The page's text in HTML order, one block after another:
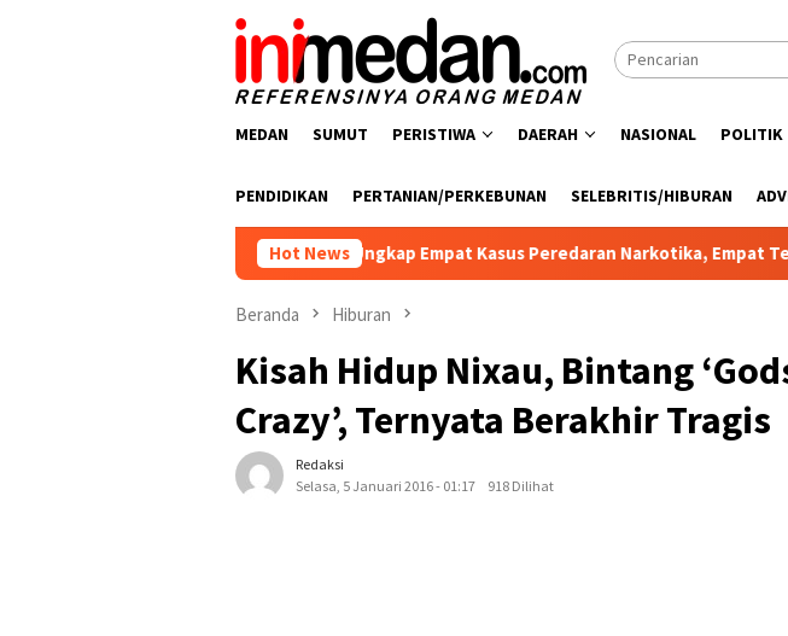
MEDAN SUMUT PERISTIWA DAERAH NASIONAL POLITIK
PENDIDIKAN PERTANIAN/PERKEBUNAN SELEBRITIS/HIBURAN
Hot News
Polres Batu Bara Ungkap Empat Kasus Peredaran Narkotika, Empat Tersangka
Beranda Hiburan
Kisah Hidup Nixau, Bintang
Crazy’, Ternyata Berakhir Tragis
Redaksi
Selasa, 5 Januari 2016 - 01:17
918 Dilihat